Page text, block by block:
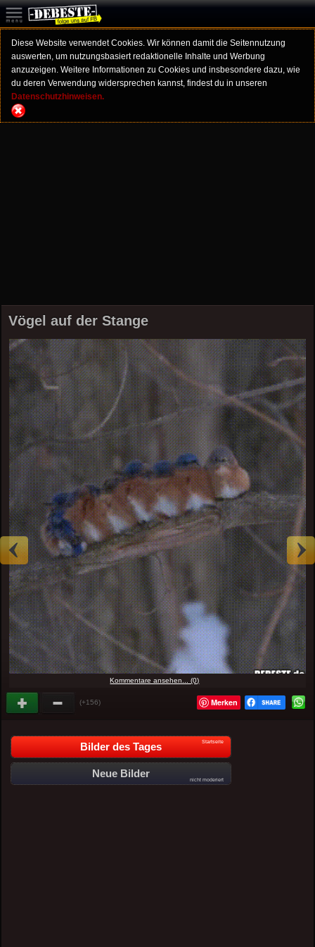
Diese Website verwendet Cookies. Wir können damit die Seitennutzung
auswerten, um nutzungsbasiert redaktionelle Inhalte und Werbung
anzuzeigen. Weitere Informationen zu Cookies und insbesondere dazu, wie
du deren Verwendung widersprechen kannst, findest du in unseren
Datenschutzhinweisen.
Vögel auf der Stange
Kommentare ansehen... (0)
(+156) Merken
Bilder des Tages Startseite
Neue Bilder
nicht moderiert